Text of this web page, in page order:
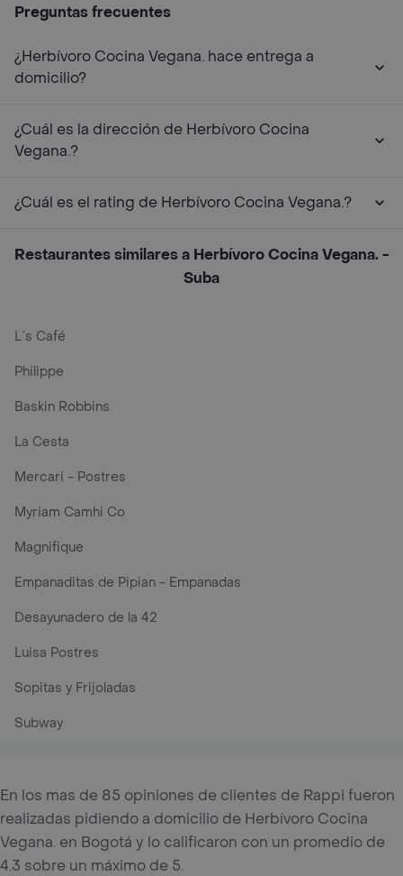
Preguntas frecuentes
¿Herbívoro Cocina Vegana. hace entrega a
domicilio?
¿Cuál es la dirección de Herbívoro Cocina
Vegana.?
¿Cuál es el rating de Herbívoro Cocina Vegana.?
Restaurantes similares a Herbívoro Cocina Vegana. -
Suba
L´s Café
Philippe
Baskin Robbins
La Cesta
Mercari - Postres
Myriam Camhi Co
Magnifique
Empanaditas de Pipian - Empanadas
Desayunadero de la 42
Luisa Postres
Sopitas y Frijoladas
Subway
En los mas de 85 opiniones de clientes de Rappi fueron
realizadas pidiendo a domicilio de Herbívoro Cocina
Vegana. en Bogotá y lo calificaron con un promedio de
4.3 sobre un máximo de 5.